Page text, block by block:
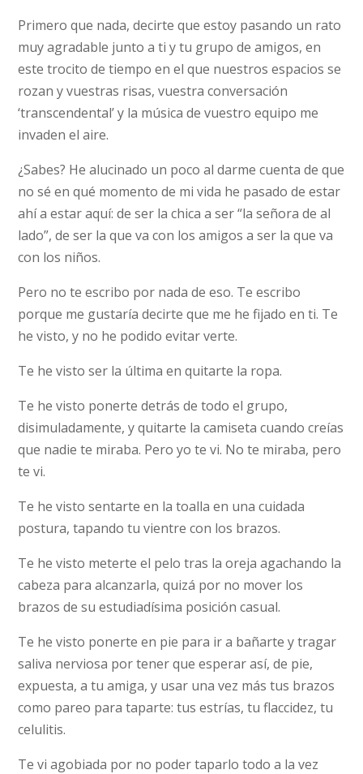
Primero que nada, decirte que estoy pasando un rato
muy agradable junto a ti y tu grupo de amigos, en
este trocito de tiempo en el que nuestros espacios se
rozan y vuestras risas, vuestra conversación
‘transcendental’ y la música de vuestro equipo me
invaden el aire.
¿Sabes? He alucinado un poco al darme cuenta de que
no sé en qué momento de mi vida he pasado de estar
ahí a estar aquí: de ser la chica a ser “la señora de al
lado”, de ser la que va con los amigos a ser la que va
con los niños.
Pero no te escribo por nada de eso. Te escribo
porque me gustaría decirte que me he fijado en ti. Te
he visto, y no he podido evitar verte.
Te he visto ser la última en quitarte la ropa.
Te he visto ponerte detrás de todo el grupo,
disimuladamente, y quitarte la camiseta cuando creías
que nadie te miraba. Pero yo te vi. No te miraba, pero
te vi.
Te he visto sentarte en la toalla en una cuidada
postura, tapando tu vientre con los brazos.
Te he visto meterte el pelo tras la oreja agachando la
cabeza para alcanzarla, quizá por no mover los
brazos de su estudiadísima posición casual.
Te he visto ponerte en pie para ir a bañarte y tragar
saliva nerviosa por tener que esperar así, de pie,
expuesta, a tu amiga, y usar una vez más tus brazos
como pareo para taparte: tus estrías, tu flaccidez, tu
celulitis.
Te vi agobiada por no poder taparlo todo a la vez